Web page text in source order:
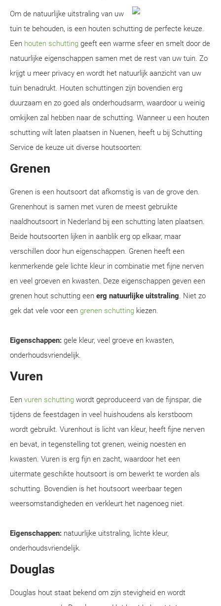
Om de natuurlijke uitstraling van uw
tuin te behouden, is een houten schutting de perfecte keuze.
Een houten schutting geeft een warme sfeer en smelt door de
natuurlijke eigenschappen samen met de rest van uw tuin. Zo
krijgt u meer privacy en wordt het natuurlijk aanzicht van uw
tuin benadrukt. Houten schuttingen zijn bovendien erg
duurzaam en zo goed als onderhoudsarm, waardoor u weinig
omkijken zal hebben naar de schutting. Wanneer u een houten
schutting wilt laten plaatsen in Nuenen, heeft u bij Schutting
Service de keuze uit diverse houtsoorten:
Grenen
Grenen is een houtsoort dat afkomstig is van de grove den.
Grenenhout is samen met vuren de meest gebruikte
naaldhoutsoort in Nederland bij een schutting laten plaatsen.
Beide houtsoorten lijken in aanblik erg op elkaar, maar
verschillen door hun eigenschappen. Grenen heeft een
kenmerkende gele lichte kleur in combinatie met fijne nerven
en veel groeven en kwasten. Deze eigenschappen geven een
grenen hout schutting een erg natuurlijke uitstraling. Niet zo
gek dat vele voor een grenen schutting kiezen.
Eigenschappen: gele kleur, veel groeve en kwasten,
onderhoudsvriendelijk.
Vuren
Een vuren schutting wordt geproduceerd van de fijnspar, die
tijdens de feestdagen in veel huishoudens als kerstboom
wordt gebruikt. Vurenhout is licht van kleur, heeft fijne nerven
en bevat, in tegenstelling tot grenen, weinig noesten en
kwasten. Vuren is erg fijn en zacht, waardoor het een
uitermate geschikte houtsoort is om bewerkt te worden als
schutting. Bovendien is het houtsoort weerbaar tegen
weersomstandigheden en verkleurt het nagenoeg niet.
Eigenschappen: natuurlijke uitstraling, lichte kleur,
onderhoudsvriendelijk.
Douglas
Douglas hout staat bekend om zijn stevigheid en wordt